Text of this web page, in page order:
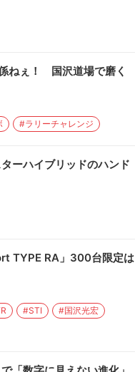
ねぇ！ 国沢道場で磨く
#ラリーチャレンジ
ーハイブリッドのハンド
TYPE RA」300台限定は
#STI
#国沢光宏